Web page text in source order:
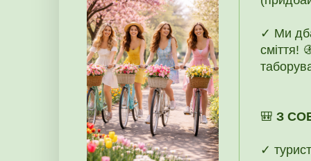
✓ Ми
сміття!
🎒 З
✓